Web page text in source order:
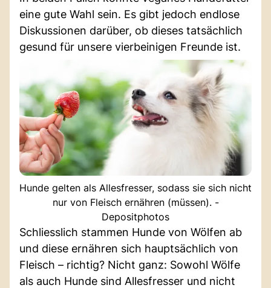
eine gute Wahl sein. Es gibt jedoch endlose
Diskussionen darüber, ob dieses tatsächlich
gesund für unsere vierbeinigen Freunde ist.
Hunde gelten als Allesfresser, sodass sie sich nicht
nur von Fleisch ernähren (müssen). -
Depositphotos
Schliesslich stammen Hunde von Wölfen ab
und diese ernähren sich hauptsächlich von
Fleisch – richtig? Nicht ganz: Sowohl Wölfe
als auch Hunde sind Allesfresser und nicht